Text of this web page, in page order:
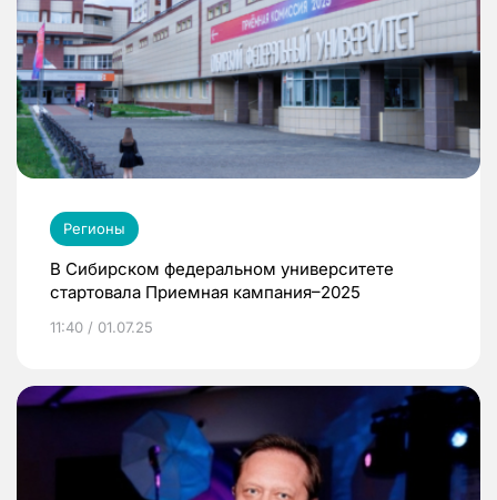
Регионы
В Сибирском федеральном университете
стартовала Приемная кампания–2025
11:40 / 01.07.25